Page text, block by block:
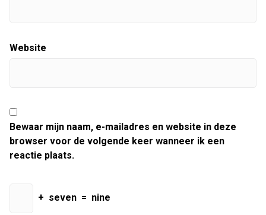
Website
Bewaar mijn naam, e-mailadres en website in deze
browser voor de volgende keer wanneer ik een
reactie plaats.
+ seven = nine